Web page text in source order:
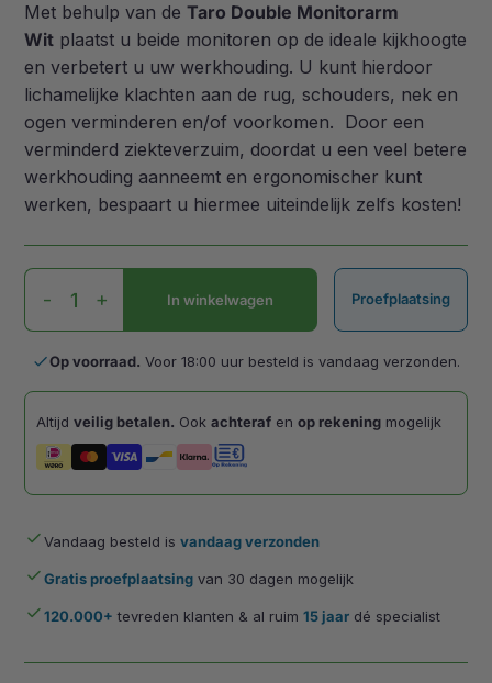
Met behulp van deTaro Double Monitorarm
Wit plaatst u beide monitoren op de ideale kijkhoogte
en verbetert u uw werkhouding. U kunt hierdoor
lichamelijke klachten aan de rug, schouders, nek en
ogen verminderen en/of voorkomen. Door een
verminderd ziekteverzuim, doordat u een veel betere
werkhouding aanneemt en ergonomischer kunt
werken, bespaart u hiermee uiteindelijk zelfs kosten!
Taro
Double
Monitorarm
Wit
- + In winkelwagen Proefplaatsing
doneOp voorraad. Voor 18:00 uur besteld is vandaag verzonden.
Altijdveilig betalen. Ookachteraf enop rekening mogelijk
doneVandaag besteld isvandaag verzonden
doneGratis proefplaatsing van 30 dagen mogelijk
done120.000+ tevreden klanten & al ruim15 jaar dé specialist